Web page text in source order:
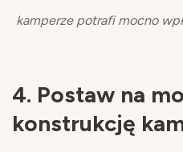
kamperze potrafi mocno
4. Postaw na
konstrukcję